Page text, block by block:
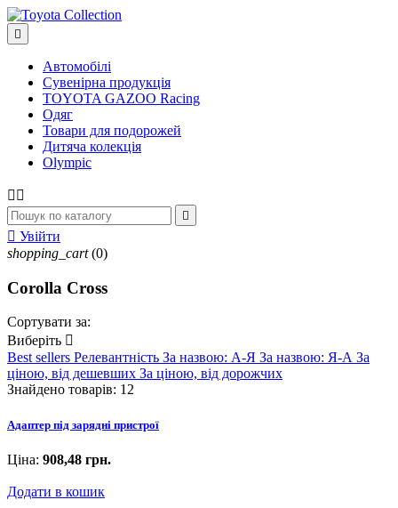

Автомобілі
Сувенірна продукція
TOYOTA GAZOO Racing
Одяг
Товари для подорожей
Дитяча колекція
Olympic
 

 Увійти
shopping_cart (0)
Corolla Cross
Сортувати за:
Виберіть 
Best sellers Релевантність За назвою: А-Я За назвою: Я-А За
ціною, від дешевших За ціною, від дорожчих
Знайдено товарів: 12
Адаптер під зарядні пристрої
Ціна: 908,48 грн.
Додати в кошик